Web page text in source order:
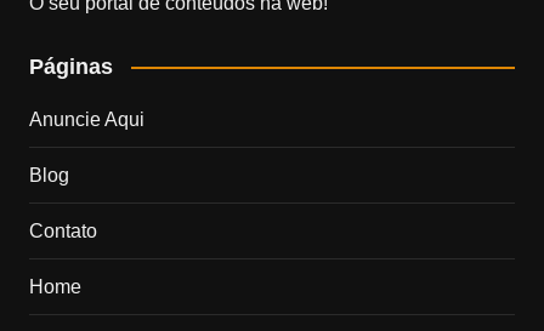
Páginas
Anuncie Aqui
Blog
Contato
Home